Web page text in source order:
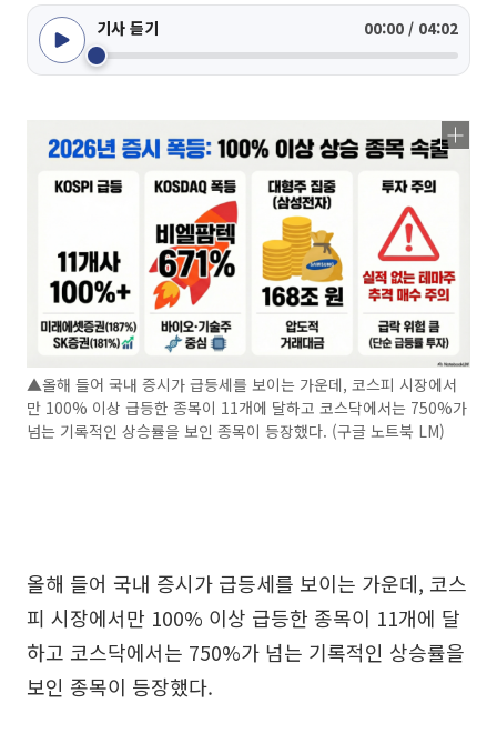
기사 듣기 00:00 / 04:02
▲올해 들어 국내 증시가 급등세를 보이는 가운데, 코스피 시장에서
만 100% 이상 급등한 종목이 11개에 달하고 코스닥에서는 750%가
넘는 기록적인 상승률을 보인 종목이 등장했다. (구글 노트북 LM)
올해 들어 국내 증시가 급등세를 보이는 가운데, 코스
피 시장에서만 100% 이상 급등한 종목이 11개에 달
하고 코스닥에서는 750%가 넘는 기록적인 상승률을
보인 종목이 등장했다.